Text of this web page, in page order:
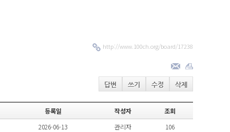
http://www.100ch.org/board/17238
답변 쓰기 수정 삭제
등록일 작성자
조회
2026-06-13 관리자
106